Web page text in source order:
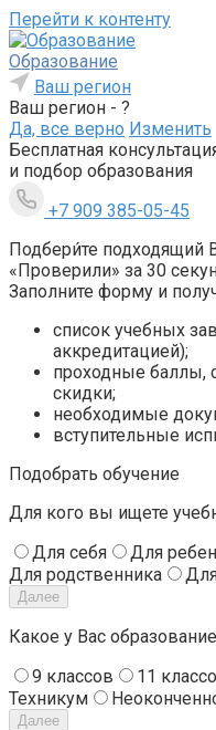
Перейти к контенту
Образование
Ваш регион
Ваш регион - ?
Да, все верно Изменить
Бесплатная
и подбор образования
+7 909 385-05-45
Подбери́те подходящий
«Проверили» за 30
Заполните форму и
список учебных
аккредитацией);
проходные баллы,
скидки;
необходимые
вступительные
Подобрать обучение
Для кого вы ищете
Для себя
Для
Для родственника
Далее
Какое у Вас
9 классов
11
Техникум
Далее